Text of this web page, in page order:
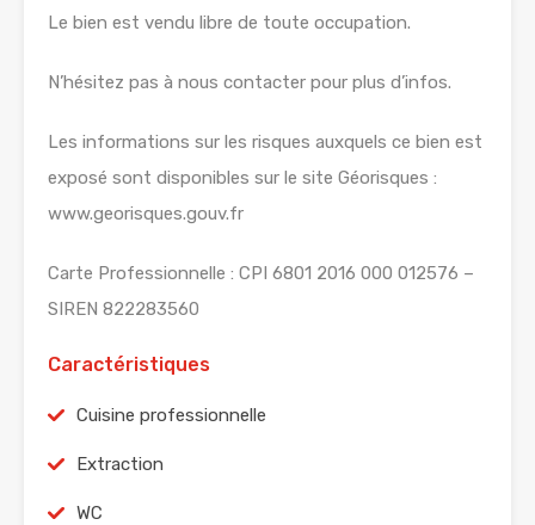
Le bien est vendu libre de toute occupation.
N’hésitez pas à nous contacter pour plus d’infos.
Les informations sur les risques auxquels ce bien est
exposé sont disponibles sur le site Géorisques :
www.georisques.gouv.fr
Carte Professionnelle : CPI 6801 2016 000 012576 –
SIREN 822283560
Caractéristiques
Cuisine professionnelle
Extraction
WC